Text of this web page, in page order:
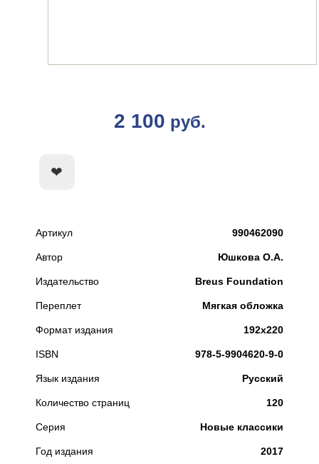
2 100 руб.
Артикул 990462090
Автор Юшкова О.А.
Издательство Breus Foundation
Переплет Мягкая обложка
Формат издания 192х220
ISBN 978-5-9904620-9-0
Язык издания Русский
Количество страниц 120
Серия Новые классики
Год издания 2017